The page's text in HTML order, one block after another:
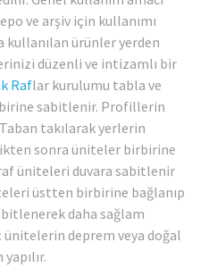
ve arşiv için kullanımı
kullanılan ürünler yerden
düzenli ve intizamlı bir
Raflar kurulumu tabla ve
sabitlenir. Profillerin
takılarak yerlerin
sonra üniteler birbirine
üniteleri duvara sabitlenir
üstten birbirine bağlanıp
daha sağlam
ünitelerin deprem veya doğal